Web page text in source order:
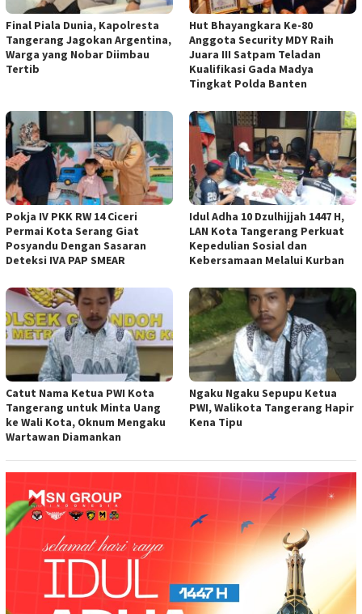
Final Piala Dunia, Kapolresta
Tangerang Jagokan Argentina,
Warga yang Nobar Diimbau
Tertib
Hut Bhayangkara Ke-80
Anggota Security MDY Raih
Juara III Satpam Teladan
Kualifikasi Gada Madya
Tingkat Polda Banten
Pokja IV PKK RW 14 Ciceri
Permai Kota Serang Giat
Posyandu Dengan Sasaran
Deteksi IVA PAP SMEAR
Idul Adha 10 Dzulhijjah 1447 H,
LAN Kota Tangerang Perkuat
Kepedulian Sosial dan
Kebersamaan Melalui Kurban
Catut Nama Ketua PWI Kota
Tangerang untuk Minta Uang
ke Wali Kota, Oknum Mengaku
Wartawan Diamankan
Ngaku Ngaku Sepupu Ketua
PWI, Walikota Tangerang Hapir
Kena Tipu